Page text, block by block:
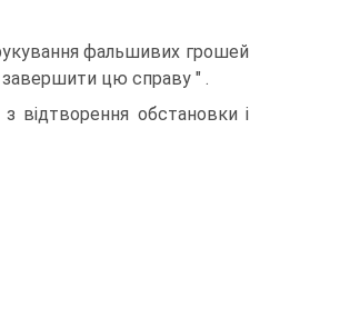
фальшивих грошей
завершити цю справу " .
відтворення обстановки і